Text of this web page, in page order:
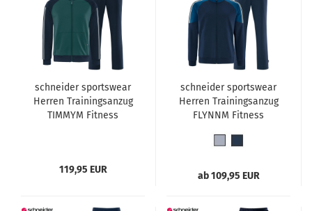
schneider sportswear
Herren Trainingsanzug
TIMMYM Fitness
119,95 EUR
schneider sportswear
Herren Trainingsanzug
FLYNNM Fitness
ab 109,95 EUR